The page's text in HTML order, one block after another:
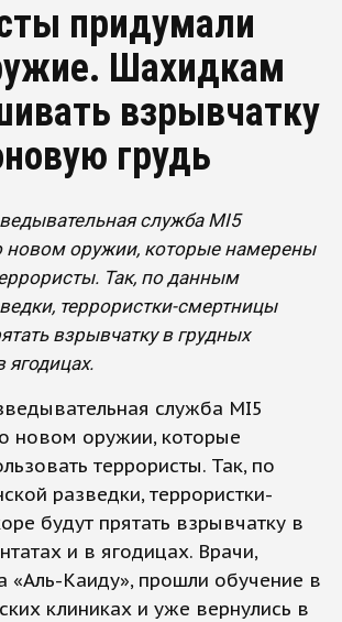
придумали
Шахидкам
взрывчатку
грудь
служба MI5
новом оружии, которые намерены
Так, по данным
террористки-смертницы
взрывчатку в грудных
ягодицах.
служба MI5
новом оружии, которые
террористы. Так, по
разведки, террористки-
будут прятать взрывчатку в
и в ягодицах. Врачи,
«Аль-Каиду», прошли обучение в
клиниках и уже вернулись в